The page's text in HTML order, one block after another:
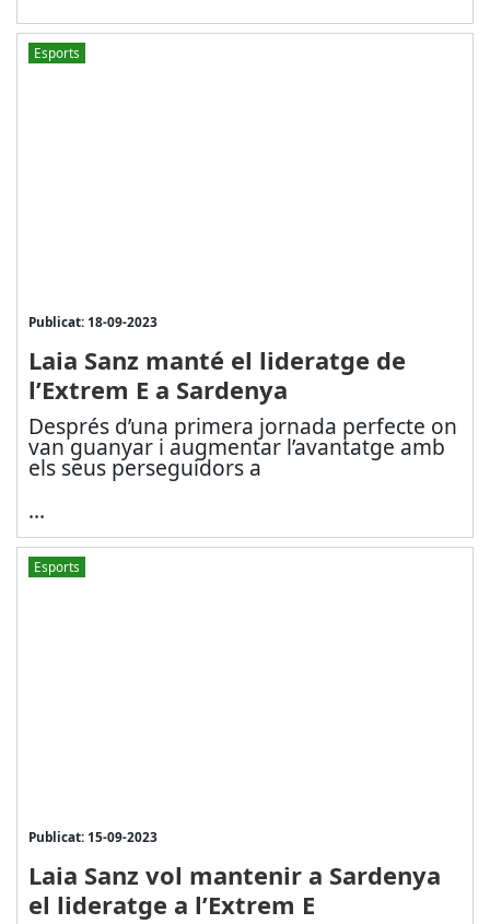
Esports
Publicat: 18-09-2023
Laia Sanz manté el lideratge de
l’Extrem E a Sardenya
Després d’una primera jornada perfecte on
van guanyar i augmentar l’avantatge amb
els seus perseguidors a
...
Esports
Publicat: 15-09-2023
Laia Sanz vol mantenir a Sardenya
el lideratge a l’Extrem E